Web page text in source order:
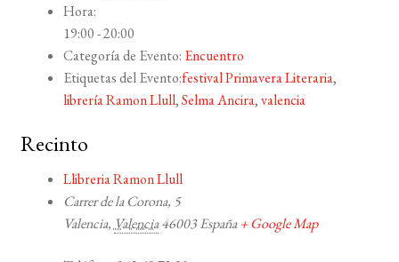
Hora:
19:00 - 20:00
Categoría de Evento: Encuentro
Etiquetas del Evento:festival Primavera Literaria,
librería Ramon Llull,Selma Ancira,valencia
Recinto
Llibreria Ramon Llull
Carrer de la Corona, 5
Valencia,Valencia 46003 España + Google Map